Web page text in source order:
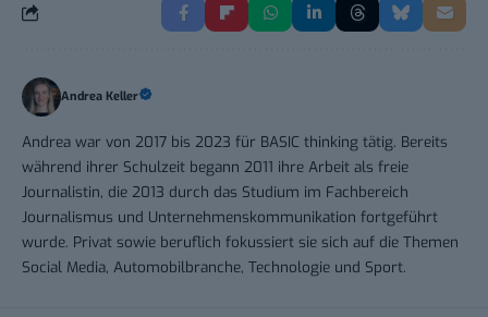
Andrea Keller
Andrea war von 2017 bis 2023 für BASIC thinking tätig. Bereits
während ihrer Schulzeit begann 2011 ihre Arbeit als freie
Journalistin, die 2013 durch das Studium im Fachbereich
Journalismus und Unternehmenskommunikation fortgeführt
wurde. Privat sowie beruflich fokussiert sie sich auf die Themen
Social Media, Automobilbranche, Technologie und Sport.